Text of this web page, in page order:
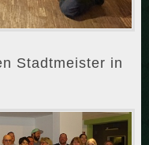
Stadtmeister in